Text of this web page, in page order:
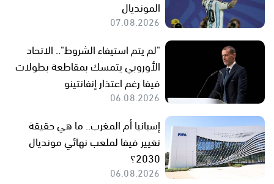
المونديال
07.08.2026
"لم يتم استيفاء الشروط".. الاتحاد
الأوروبي يتمسك بمقاطعة بطولات
فيفا رغم اعتذار إنفانتينو
06.08.2026
إسبانيا أم المغرب.. ما هي حقيقة
تغيير فيفا لملعب نهائي مونديال
2030؟
06.08.2026